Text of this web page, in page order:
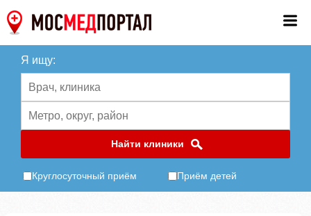
Я ищу:
Найти клиники
Круглосуточный приём Приём детей